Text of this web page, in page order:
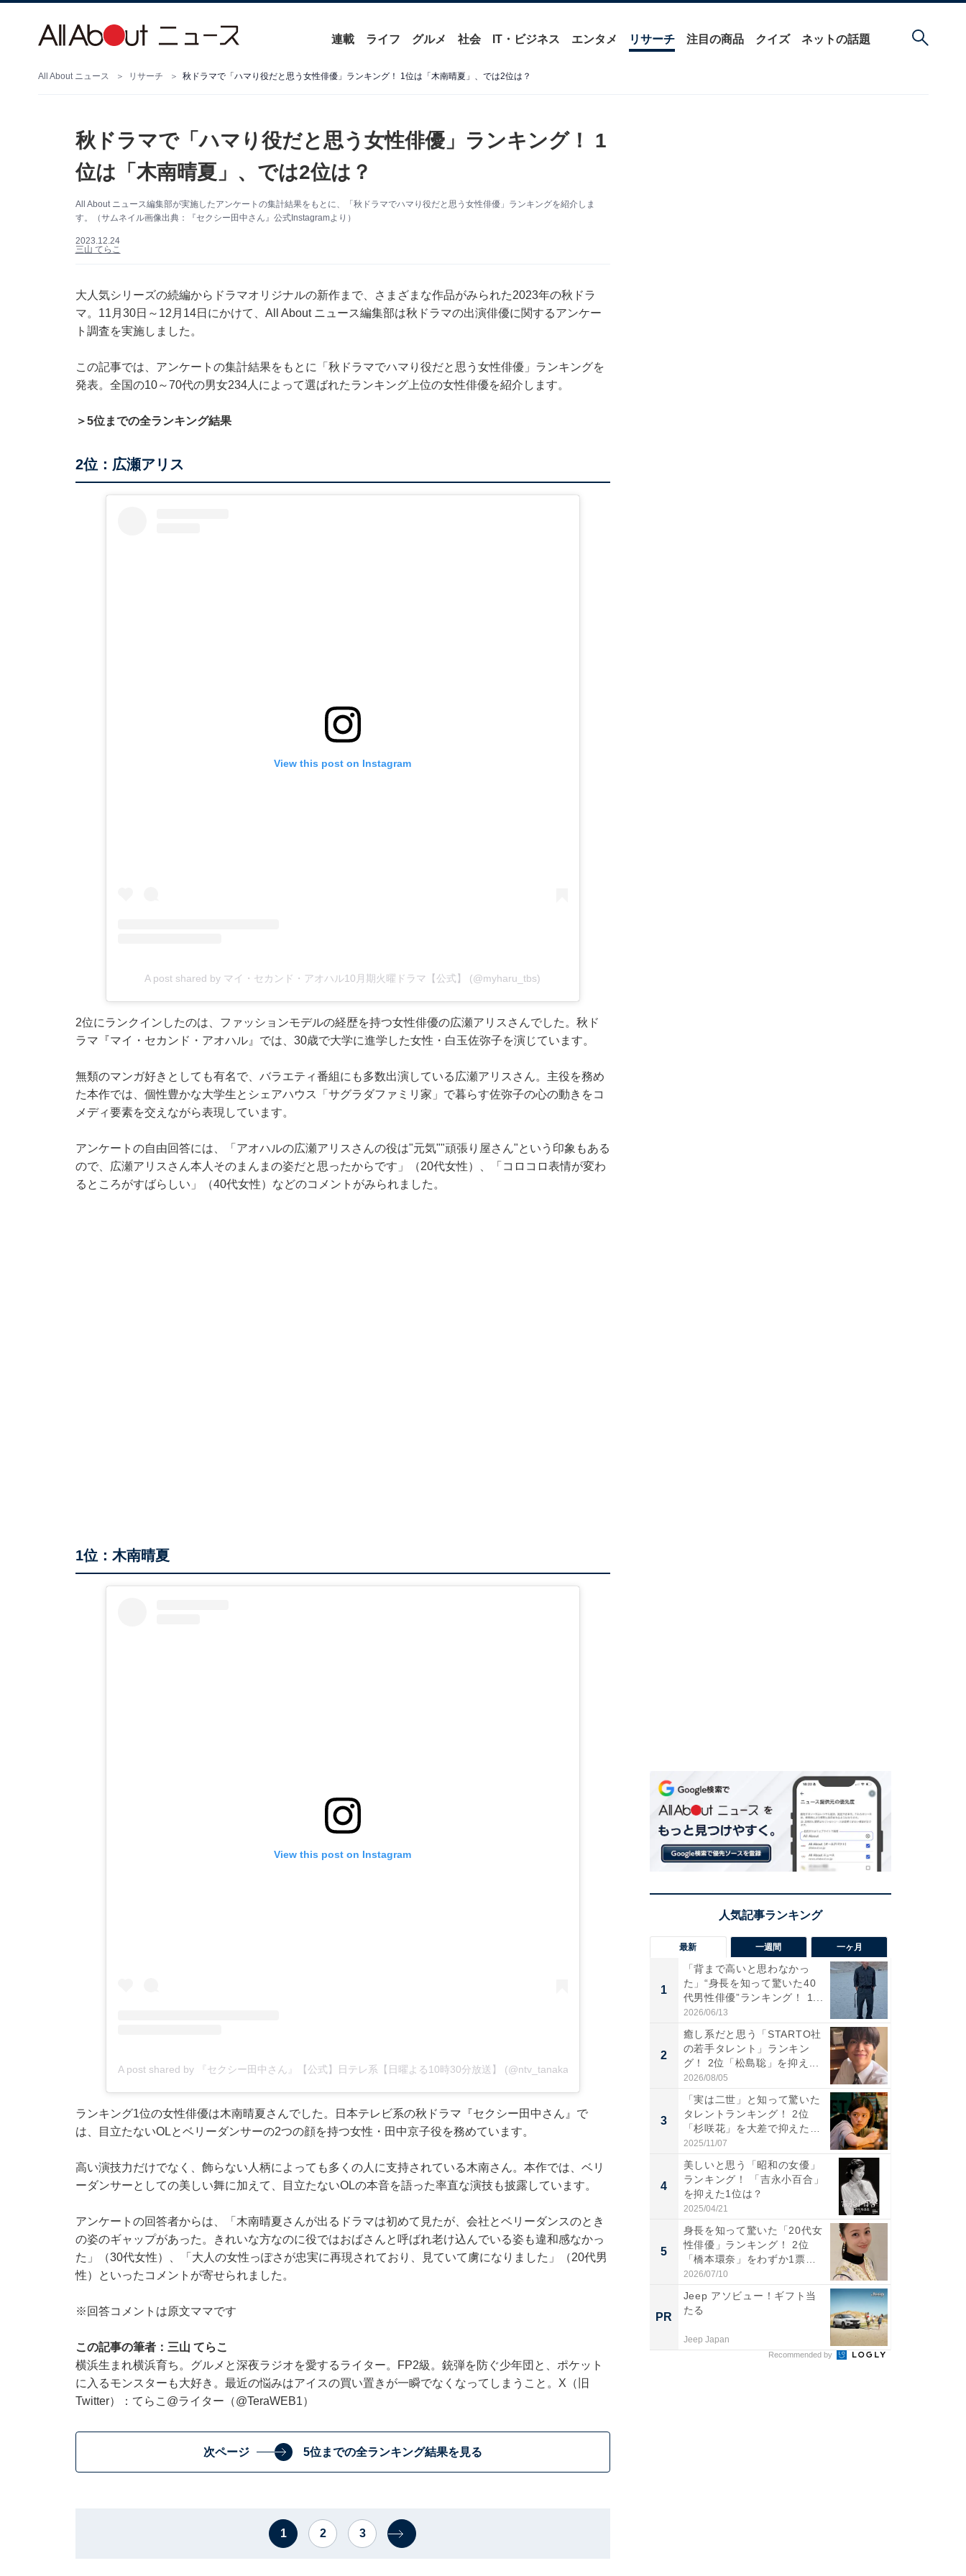
連載 ライフ グルメ 社会 IT・ビジネス エンタメ リサーチ 注目の商品 クイズ ネットの話題
All About ニュース リサーチ 秋ドラマで「ハマり役だと思う女性俳優」ランキング！ 1位は「木南晴夏」、では2位は？
秋ドラマで「ハマり役だと思う女性俳優」ランキング！ 1
位は「木南晴夏」、では2位は？
All About ニュース編集部が実施したアンケートの集計結果をもとに、「秋ドラマでハマり役だと思う女性俳優」ランキングを紹介しま
す。（サムネイル画像出典：『セクシー田中さん』公式Instagramより）
2023.12.24
三山 てらこ
大人気シリーズの続編からドラマオリジナルの新作まで、さまざまな作品がみられた2023年の秋ドラ
マ。11月30日～12月14日にかけて、All About ニュース編集部は秋ドラマの出演俳優に関するアンケー
ト調査を実施しました。
この記事では、アンケートの集計結果をもとに「秋ドラマでハマり役だと思う女性俳優」ランキングを
発表。全国の10～70代の男女234人によって選ばれたランキング上位の女性俳優を紹介します。
＞5位までの全ランキング結果
2位：広瀬アリス
View this post on Instagram
A post shared by マイ・セカンド・アオハル10月期火曜ドラマ【公式】 (@myharu_tbs)
2位にランクインしたのは、ファッションモデルの経歴を持つ女性俳優の広瀬アリスさんでした。秋ド
ラマ『マイ・セカンド・アオハル』では、30歳で大学に進学した女性・白玉佐弥子を演じています。
無類のマンガ好きとしても有名で、バラエティ番組にも多数出演している広瀬アリスさん。主役を務め
た本作では、個性豊かな大学生とシェアハウス「サグラダファミリ家」で暮らす佐弥子の心の動きをコ
メディ要素を交えながら表現しています。
アンケートの自由回答には、「アオハルの広瀬アリスさんの役は"元気""頑張り屋さん"という印象もある
ので、広瀬アリスさん本人そのまんまの姿だと思ったからです」（20代女性）、「コロコロ表情が変わ
るところがすばらしい」（40代女性）などのコメントがみられました。
1位：木南晴夏
View this post on Instagram
A post shared by 『セクシー田中さん』【公式】日テレ系【日曜よる10時30分放送】 (@ntv_tanakasan)
ランキング1位の女性俳優は木南晴夏さんでした。日本テレビ系の秋ドラマ『セクシー田中さん』で
は、目立たないOLとベリーダンサーの2つの顔を持つ女性・田中京子役を務めています。
高い演技力だけでなく、飾らない人柄によっても多くの人に支持されている木南さん。本作では、ベリ
ーダンサーとしての美しい舞に加えて、目立たないOLの本音を語った率直な演技も披露しています。
アンケートの回答者からは、「木南晴夏さんが出るドラマは初めて見たが、会社とベリーダンスのとき
の姿のギャップがあった。きれいな方なのに役ではおばさんと呼ばれ老け込んでいる姿も違和感なかっ
た」（30代女性）、「大人の女性っぽさが忠実に再現されており、見ていて虜になりました」（20代男
性）といったコメントが寄せられました。
※回答コメントは原文ママです
この記事の筆者：三山 てらこ
横浜生まれ横浜育ち。グルメと深夜ラジオを愛するライター。FP2級。銃弾を防ぐ少年団と、ポケット
に入るモンスターも大好き。最近の悩みはアイスの買い置きが一瞬でなくなってしまうこと。X（旧
Twitter）：てらこ@ライター（@TeraWEB1）
次ページ 5位までの全ランキング結果を見る
1 2 3
最新 一週間 一ヶ月
1
「背まで高いと思わなかっ
た」“身長を知って驚いた40
代男性俳優”ランキング！ 1...
2026/06/13
2
癒し系だと思う「STARTO社
の若手タレント」ランキン
グ！ 2位「松島聡」を抑え...
2026/08/05
3
「実は二世」と知って驚いた
タレントランキング！ 2位
「杉咲花」を大差で抑えた1
位...
2025/11/07
4
美しいと思う「昭和の女優」
ランキング！ 「吉永小百合」
を抑えた1位は？
2025/04/21
5
身長を知って驚いた「20代女
性俳優」ランキング！ 2位
「橋本環奈」をわずか1票
差...
2026/07/10
PR
Jeep アソビュー！ギフト当
たる
Jeep Japan
Recommended by